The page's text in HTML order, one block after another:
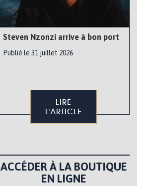
Steven Nzonzi arrive à bon port
Publié le 31 juillet 2026
LIRE
L'ARTICLE
ACCÉDER À LA BOUTIQUE
EN LIGNE